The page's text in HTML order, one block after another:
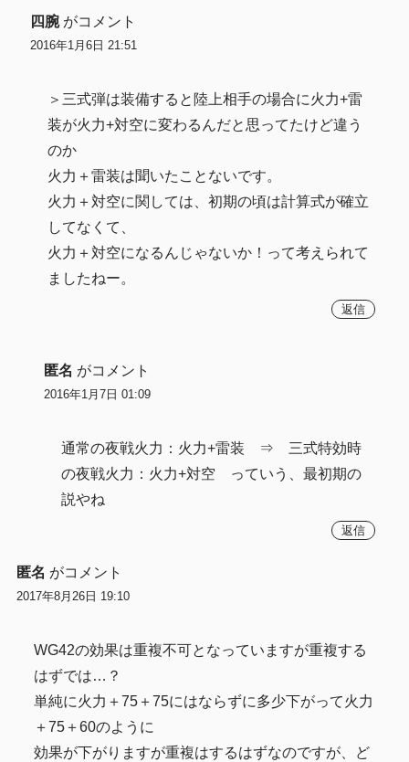
四腕 がコメント
2016年1月6日 21:51
＞三式弾は装備すると陸上相手の場合に火力+雷
装が火力+対空に変わるんだと思ってたけど違う
のか
火力＋雷装は聞いたことないです。
火力＋対空に関しては、初期の頃は計算式が確立
してなくて、
火力＋対空になるんじゃないか！って考えられて
ましたねー。
返信
匿名 がコメント
2016年1月7日 01:09
通常の夜戦火力：火力+雷装 ⇒ 三式特効時
の夜戦火力：火力+対空 っていう、最初期の
説やね
返信
匿名 がコメント
2017年8月26日 19:10
WG42の効果は重複不可となっていますが重複する
はずでは…？
単純に火力＋75＋75にはならずに多少下がって火力
＋75＋60のように
効果が下がりますが重複はするはずなのですが、ど